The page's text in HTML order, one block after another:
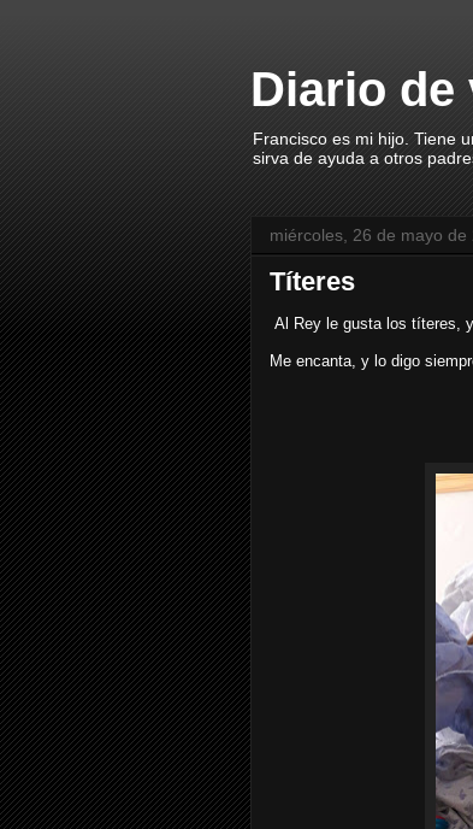
Diario de
Francisco es mi hijo. Tiene
sirva de ayuda a otros
miércoles, 26 de mayo de
Títeres
Al Rey le gusta los títeres,
Me encanta, y lo digo